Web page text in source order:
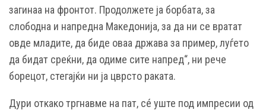
загинаа на фронтот. Продолжете ја борбата, за
слободна и напредна Македонија, за да ни се вратат
овде младите, да биде оваа држава за пример, луѓето
да бидат среќни, да одиме сите напред“, ни рече
борецот, стегајќи ни ја цврсто раката.
Дури откако тргнавме на пат, сé уште под импресии од